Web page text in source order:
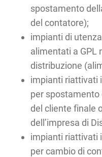
spostamento
del contatore);
impianti di
alimentati a GPL
distribuzione
impianti riattivati
per
del cliente finale
dell’impresa di
impianti riattivati
per cambio di